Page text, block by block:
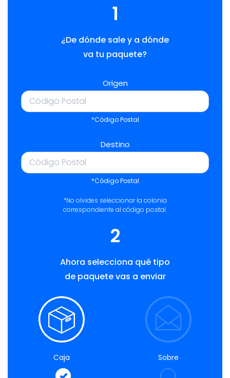
1
¿De dónde sale y a dónde
va tu paquete?
Origen
*Código Postal
Destino
*Código Postal
*No olvides seleccionar la colonia
correspondiente al código postal.
2
Ahora selecciona qué tipo
de paquete vas a enviar
Caja Sobre